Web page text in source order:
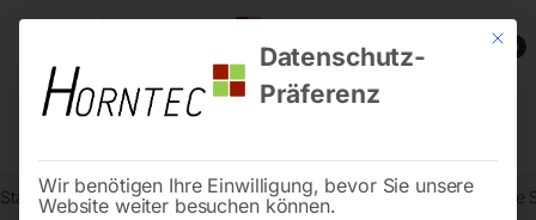
0
Start Drucklufttechnologie Druckluft-Verrohrungssystem Gerade
Mit
Datenschutz-
Präferenz
Wir benötigen Ihre Einwilligung, bevor Sie unsere
Website weiter besuchen können.